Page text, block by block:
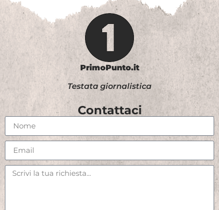
PrimoPunto.it
Testata giornalistica
Contattaci